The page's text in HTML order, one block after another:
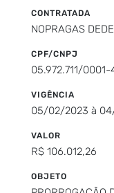
CONTRATADA
NOPRAGAS
CPF/CNPJ
05.972.711/0001-
VIGÊNCIA
05/02/2023 à
VALOR
R$ 106.012,26
OBJETO